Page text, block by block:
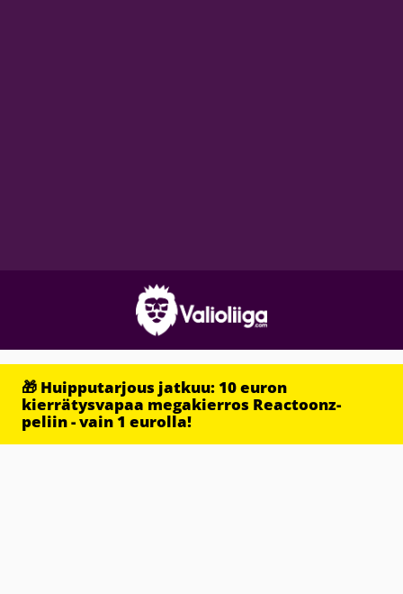
🎁 Huipputarjous jatkuu: 10 euron
kierrätysvapaa megakierros Reactoonz-
peliin - vain 1 eurolla!